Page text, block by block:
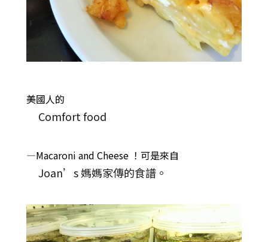
美國人的
Comfort food
—Macaroni and Cheese ！可是來自
Joan’s 媽媽家傳的食譜。